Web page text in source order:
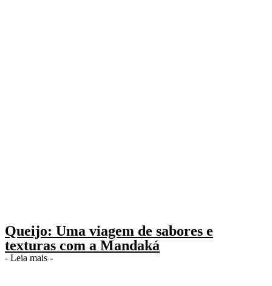
Queijo: Uma viagem de sabores e
texturas com a Mandaká
- Leia mais -